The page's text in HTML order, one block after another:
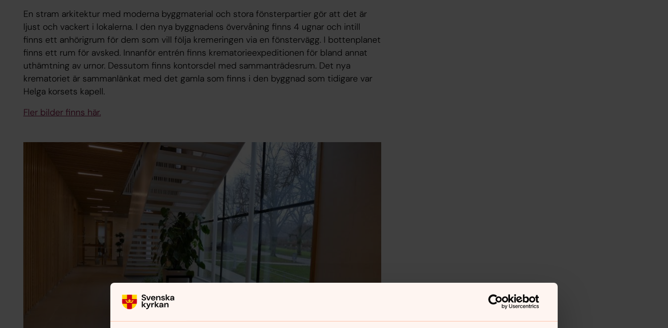
En stram arkitektur med moderna byggmaterial och stora fönsterpartier gör att det är
ljust och vackert i lokalerna. I den nya byggnadens övervåning finns 4 ugnar och intill
finns ett anhörigrum för dem som vill följa kremeringen via en fönstervägg. I bottenplanet
finns ett rum för avsked. Innanför entrén finns krematorieexpeditionen för bland annat
uthämtning av urnor. Dessutom finns kontorsdel med sammanträdesrum. Det nya
krematoriet är sammanlänkat med det gamla som finns i den byggnad som tidigare var
Helga korsets kapell.
Fler bilder finns här.